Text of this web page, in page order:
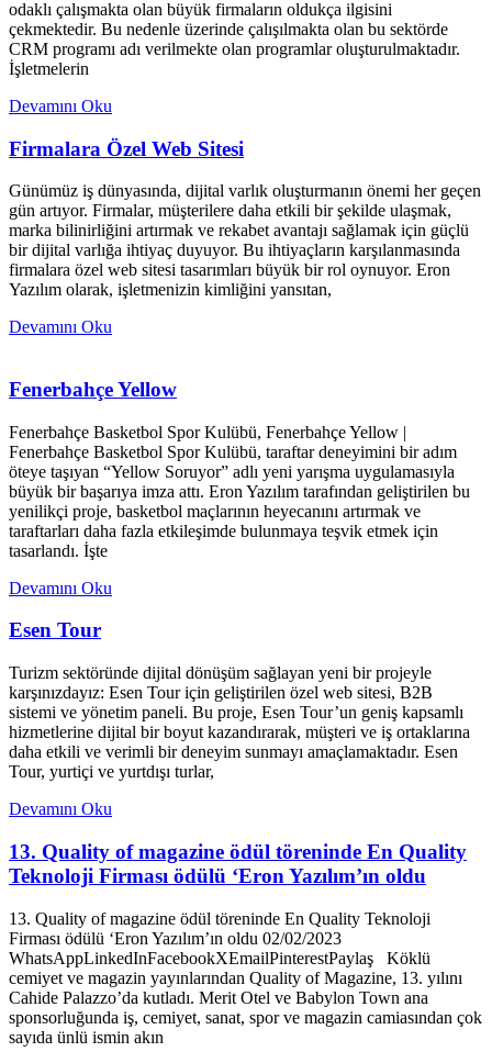
odaklı çalışmakta olan büyük firmaların oldukça ilgisini
çekmektedir. Bu nedenle üzerinde çalışılmakta olan bu sektörde
CRM programı adı verilmekte olan programlar oluşturulmaktadır.
İşletmelerin
Devamını Oku
Firmalara Özel Web Sitesi
Günümüz iş dünyasında, dijital varlık oluşturmanın önemi her geçen
gün artıyor. Firmalar, müşterilere daha etkili bir şekilde ulaşmak,
marka bilinirliğini artırmak ve rekabet avantajı sağlamak için güçlü
bir dijital varlığa ihtiyaç duyuyor. Bu ihtiyaçların karşılanmasında
firmalara özel web sitesi tasarımları büyük bir rol oynuyor. Eron
Yazılım olarak, işletmenizin kimliğini yansıtan,
Devamını Oku
Fenerbahçe Yellow
Fenerbahçe Basketbol Spor Kulübü, Fenerbahçe Yellow |
Fenerbahçe Basketbol Spor Kulübü, taraftar deneyimini bir adım
öteye taşıyan “Yellow Soruyor” adlı yeni yarışma uygulamasıyla
büyük bir başarıya imza attı. Eron Yazılım tarafından geliştirilen bu
yenilikçi proje, basketbol maçlarının heyecanını artırmak ve
taraftarları daha fazla etkileşimde bulunmaya teşvik etmek için
tasarlandı. İşte
Devamını Oku
Esen Tour
Turizm sektöründe dijital dönüşüm sağlayan yeni bir projeyle
karşınızdayız: Esen Tour için geliştirilen özel web sitesi, B2B
sistemi ve yönetim paneli. Bu proje, Esen Tour’un geniş kapsamlı
hizmetlerine dijital bir boyut kazandırarak, müşteri ve iş ortaklarına
daha etkili ve verimli bir deneyim sunmayı amaçlamaktadır. Esen
Tour, yurtiçi ve yurtdışı turlar,
Devamını Oku
13. Quality of magazine ödül töreninde En Quality
Teknoloji Firması ödülü ‘Eron Yazılım’ın oldu
13. Quality of magazine ödül töreninde En Quality Teknoloji
Firması ödülü ‘Eron Yazılım’ın oldu 02/02/2023
WhatsAppLinkedInFacebookXEmailPinterestPaylaş Köklü
cemiyet ve magazin yayınlarından Quality of Magazine, 13. yılını
Cahide Palazzo’da kutladı. Merit Otel ve Babylon Town ana
sponsorluğunda iş, cemiyet, sanat, spor ve magazin camiasından çok
sayıda ünlü ismin akın